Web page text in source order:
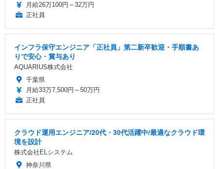
月給26万100円～32万円
正社員
インフラ保守エンジニア「正社員」第二新卒歓迎・手順書あ
りで安心・賞与あり
AQUARIUS株式会社
千葉県
月給33万7,500円～50万円
正社員
クラウド運用エンジニア/20代・30代活躍中/最適なクラウド環
境を設計
株式会社ELシステム
神奈川県